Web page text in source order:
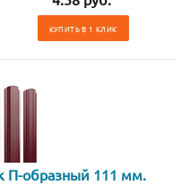
КУПИТЬ В 1 КЛИК
П-образный 111 мм.